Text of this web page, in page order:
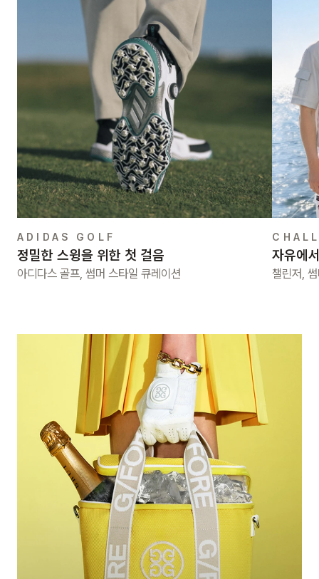
ADIDAS GOLF
정밀한 스윙을 위한 첫 걸음
아디다스 골프, 썸머 스타일 큐레이션
자유에
챌린저,